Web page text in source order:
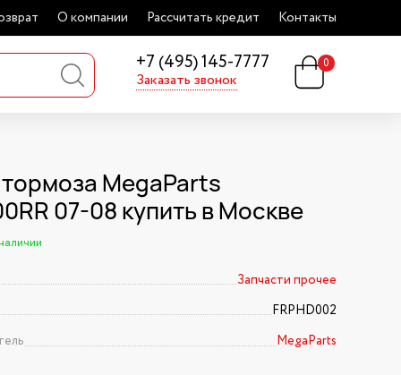
О компании Рассчитать кредит Контакты
+7 (495) 145-7777
Заказать звонок
0
MegaParts
07-08 купить в Москве
Запчасти прочее
FRPHD002
MegaParts